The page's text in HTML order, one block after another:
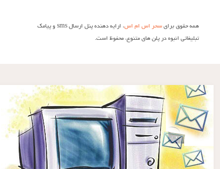
همه حقوق برایسحر اس ام اس
، ارایه دهنده پنل ارسال sms و پیامک
تبلیغاتی انبوه در پلن های متنوع، محفوظ است.